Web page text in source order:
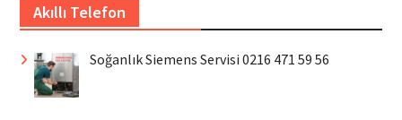
Akıllı Telefon
Soğanlık Siemens Servisi 0216 471 59 56